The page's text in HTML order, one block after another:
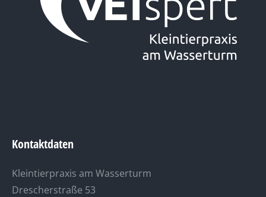
Kontaktdaten
Kleintierpraxis am Wasserturm
Drescherstraße 53